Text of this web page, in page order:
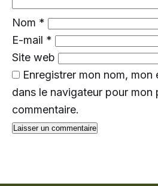
Nom *
E-mail *
Site web
Enregistrer mon nom,
dans le navigateur pour mon
commentaire.